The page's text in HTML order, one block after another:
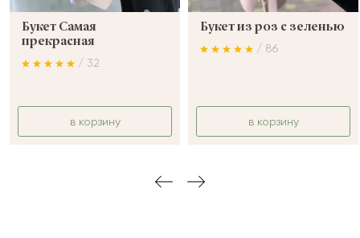
Букет Самая
прекрасная
/ 32
в корзину
Букет из роз с зеленью
/ 86
в корзину